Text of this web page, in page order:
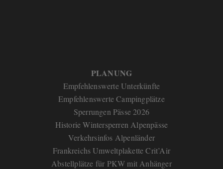
PLANUNG
Empfehlenswerte Unterkünfte
Empfehlenswerte Campingplätze
Sperrungen Pässe 2026
Historie Wintersperren Alpenpässe
Verkehrsinfos Alpenländer
Frankreichs Umweltplakette Crit’Air
Abstellplätze für PKW mit Anhänger